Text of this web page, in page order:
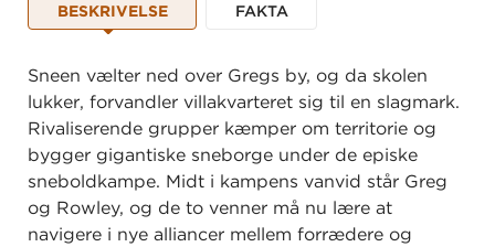
BESKRIVELSE FAKTA
Sneen vælter ned over Gregs by, og da skolen
lukker, forvandler villakvarteret sig til en slagmark.
Rivaliserende grupper kæmper om territorie og
bygger gigantiske sneborge under de episke
sneboldkampe. Midt i kampens vanvid står Greg
og Rowley, og de to venner må nu lære at
navigere i nye alliancer mellem forrædere og